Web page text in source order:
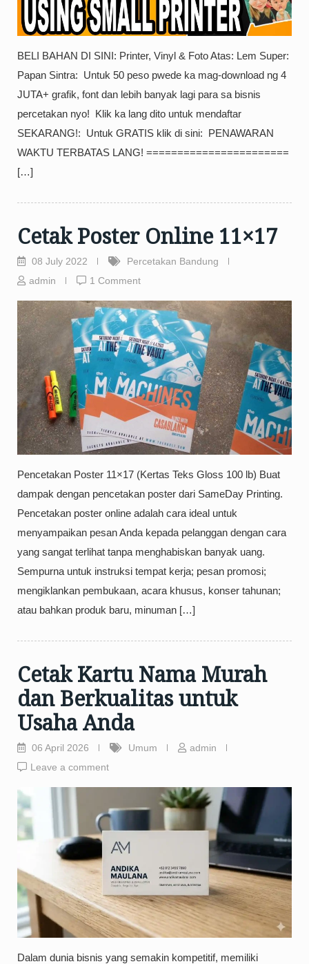
BELI BAHAN DI SINI: Printer, Vinyl & Foto Atas: Lem Super:
Papan Sintra: ️ Untuk 50 peso pwede ka mag-download ng 4
JUTA+ grafik, font dan lebih banyak lagi para sa bisnis
percetakan nyo! ️ Klik ka lang dito untuk mendaftar
SEKARANG!: ️ Untuk GRATIS klik di sini: ️ PENAWARAN
WAKTU TERBATAS LANG! ======================= ️
[…]
Cetak Poster Online 11×17
08 July 2022
Percetakan Bandung
admin
1 Comment
Pencetakan Poster 11×17 (Kertas Teks Gloss 100 lb) Buat
dampak dengan pencetakan poster dari SameDay Printing.
Pencetakan poster online adalah cara ideal untuk
menyampaikan pesan Anda kepada pelanggan dengan cara
yang sangat terlihat tanpa menghabiskan banyak uang.
Sempurna untuk instruksi tempat kerja; pesan promosi;
mengiklankan pembukaan, acara khusus, konser tahunan;
atau bahkan produk baru, minuman […]
Cetak Kartu Nama Murah
dan Berkualitas untuk
Usaha Anda
06 April 2026 Umum
admin
Leave a comment
Dalam dunia bisnis yang semakin kompetitif, memiliki